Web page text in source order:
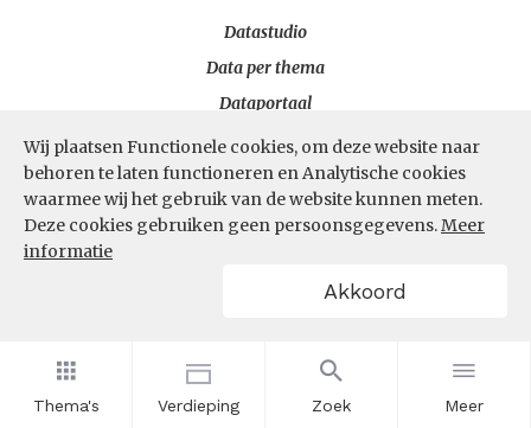
Thema's Verdieping Zoek Meer
Wij plaatsen Functionele cookies, om deze website naar
behoren te laten functioneren en Analytische cookies
waarmee wij het gebruik van de website kunnen meten.
Deze cookies gebruiken geen persoonsgegevens.Meer
informatie
Akkoord
Datastudio
Data per thema
Dataportaal
OVER ONS
InZicht